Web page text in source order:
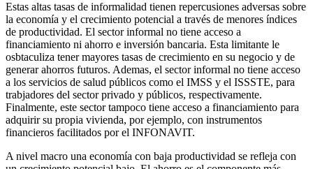
Estas altas tasas de informalidad tienen repercusiones adversas sobre
la economía y el crecimiento potencial a través de menores índices
de productividad. El sector informal no tiene acceso a
financiamiento ni ahorro e inversión bancaria. Esta limitante le
osbtaculiza tener mayores tasas de crecimiento en su negocio y de
generar ahorros futuros. Ademas, el sector informal no tiene acceso
a los servicios de salud públicos como el IMSS y el ISSSTE, para
trabjadores del sector privado y públicos, respectivamente.
Finalmente, este sector tampoco tiene acceso a financiamiento para
adquirir su propia vivienda, por ejemplo, con instrumentos
financieros facilitados por el INFONAVIT.
A nivel macro una economía con baja productividad se refleja con